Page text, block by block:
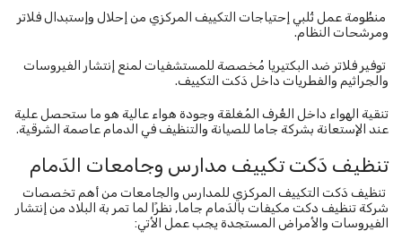
منظُومة عمل تُلبي إحتياجات التكييف المركزي من إحلال وإستبدال فلاتر
ومرشحات النظام.
توفير فلاتر ضد البكتيريا مُخصصة للمستشفيات لمنع إنتشار الفيروسات
والجراثيم والفطريات داخل دَكت التكييف.
تنقية الهواء داخل الغُرف المُغلقة وجودة هواء عالية هو ما ستحصل علية
عند الإستعانة بشركة جاما للصيانة والتنظيف في الدمام عاصمة الشرقية.
تنظيف دَكت تكييف مدارس وجامعات الدَمام
تنظيف دَكت التكييف المركزي للمدارس والجامعات من أهم تخصصات
شركة تنظيف دكت مكيفات بالدَمام جاما, نظرًا لما تمر بة البلاد من إنتشار
الفيروسات والأمراض المستجدة يجب عمل الأتي: